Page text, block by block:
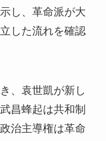
し、革命派が大
した流れを確認
、袁世凱が新し
昌蜂起は共和制
治主導権は革命